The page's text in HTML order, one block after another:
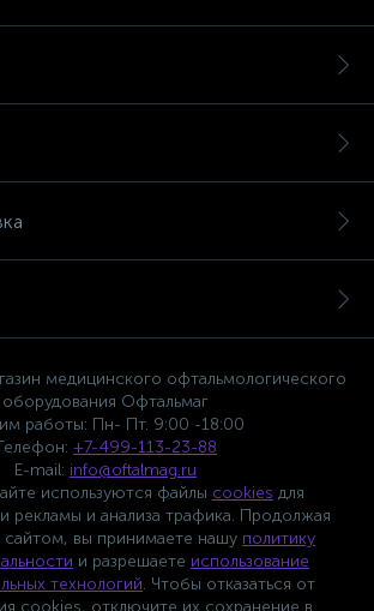
медицинского офтальмологического
оборудования Офтальмаг
работы: Пн- Пт. 9:00 -18:00
+7-499-113-23-88
E-mail: info@oftalmag.ru
используются файлы cookies для
рекламы и анализа трафика. Продолжая
сайтом, вы принимаете нашу политику
и разрешаете использование
технологий. Чтобы отказаться от
cookies, отключите их сохранение в